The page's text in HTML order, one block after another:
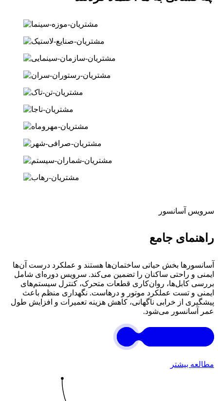
سرویس آسانسور
راهنمای جامع
آسانسورها بخش حیاتی ساختمان‌ها هستند و عملکرد درست آن‌ها
ایمنی و راحتی ساکنان را تضمین می‌کند. سرویس دوره‌ای شامل
بررسی کابل‌ها، روان‌کاری قطعات متحرک، کنترل سیستم‌های
ایمنی و تست عملکرد موتور و درهاست. نگهداری منظم باعث
پیشگیری از خرابی ناگهانی، کاهش هزینه تعمیرات و افزایش طول
عمر آسانسور می‌شود.
مطالعه بیشتر